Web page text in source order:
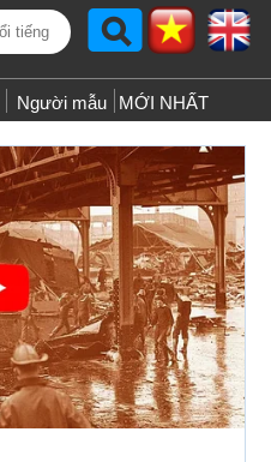
Người mẫu MỚI NHẤT